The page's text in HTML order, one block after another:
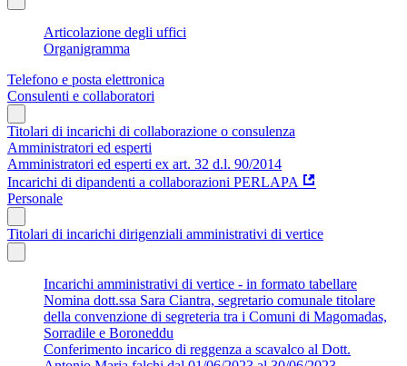
Articolazione degli uffici
Organigramma
Telefono e posta elettronica
Consulenti e collaboratori
Titolari di incarichi di collaborazione o consulenza
Amministratori ed esperti
Amministratori ed esperti ex art. 32 d.l. 90/2014
Incarichi di dipandenti a collaborazioni PERLAPA
Personale
Titolari di incarichi dirigenziali amministrativi di vertice
Incarichi amministrativi di vertice - in formato tabellare
Nomina dott.ssa Sara Ciantra, segretario comunale titolare
della convenzione di segreteria tra i Comuni di Magomadas,
Sorradile e Boroneddu
Conferimento incarico di reggenza a scavalco al Dott.